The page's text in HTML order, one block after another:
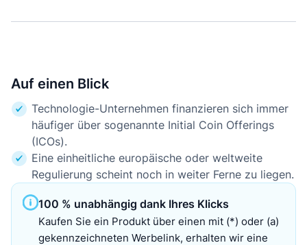
Auf einen Blick
Technologie-Unternehmen finanzieren sich immer
häufiger über sogenannte Initial Coin Offerings
(ICOs).
Eine einheitliche europäische oder weltweite
Regulierung scheint noch in weiter Ferne zu liegen.
100 % unabhängig dank Ihres Klicks
Kaufen Sie ein Produkt über einen mit (*) oder (a)
gekennzeichneten Werbelink, erhalten wir eine